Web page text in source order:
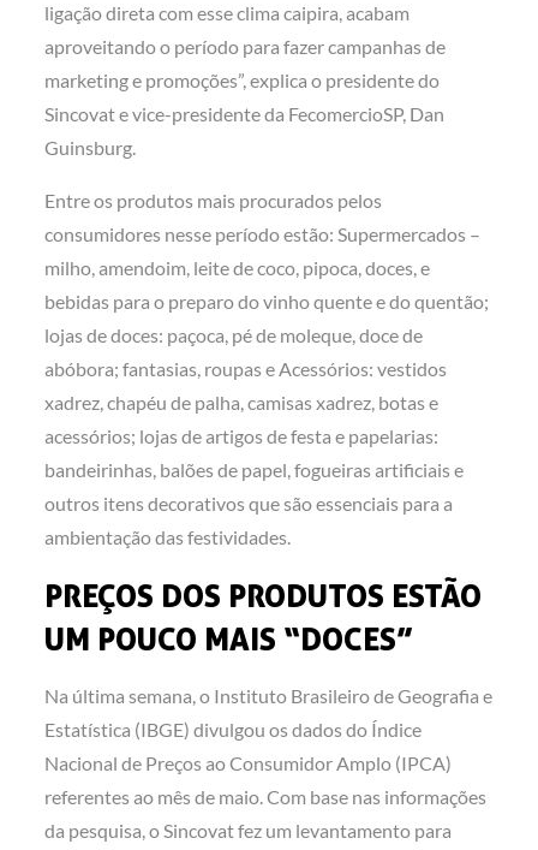
ligação direta com esse clima caipira, acabam
aproveitando o período para fazer campanhas de
marketing e promoções”, explica o presidente do
Sincovat e vice-presidente da FecomercioSP, Dan
Guinsburg.
Entre os produtos mais procurados pelos
consumidores nesse período estão: Supermercados –
milho, amendoim, leite de coco, pipoca, doces, e
bebidas para o preparo do vinho quente e do quentão;
lojas de doces: paçoca, pé de moleque, doce de
abóbora; fantasias, roupas e Acessórios: vestidos
xadrez, chapéu de palha, camisas xadrez, botas e
acessórios; lojas de artigos de festa e papelarias:
bandeirinhas, balões de papel, fogueiras artificiais e
outros itens decorativos que são essenciais para a
ambientação das festividades.
PREÇOS DOS PRODUTOS ESTÃO
UM POUCO MAIS “DOCES”
Na última semana, o Instituto Brasileiro de Geografia e
Estatística (IBGE) divulgou os dados do Índice
Nacional de Preços ao Consumidor Amplo (IPCA)
referentes ao mês de maio. Com base nas informações
da pesquisa, o Sincovat fez um levantamento para